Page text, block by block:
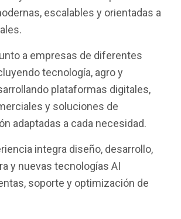
escalables y orientadas a
a empresas de diferentes
tecnología, agro y
plataformas digitales,
y soluciones de
adaptadas a cada necesidad.
integra diseño, desarrollo,
y nuevas tecnologías AI
soporte y optimización de